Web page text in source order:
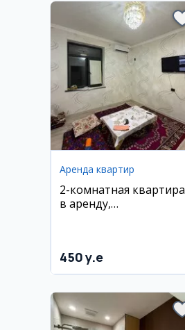
Аренда квартир
2-комнатная квартира
в аренду,
450 y.e